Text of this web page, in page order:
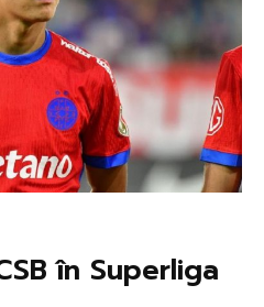
în Superliga